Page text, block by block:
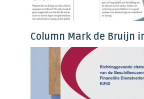
Column Mark de Bruijn